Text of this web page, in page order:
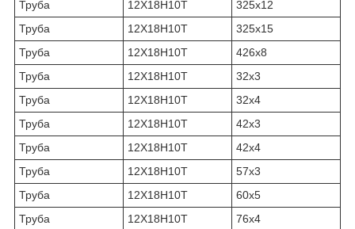
Труба
12Х18Н10Т
325х12
Труба
12Х18Н10Т
325х15
Труба
12Х18Н10Т
426х8
Труба
12Х18Н10Т
32х3
Труба
12Х18Н10Т
32х4
Труба
12Х18Н10Т
42х3
Труба
12Х18Н10Т
42х4
Труба
12Х18Н10Т
57х3
Труба
12Х18Н10Т
60х5
Труба
12Х18Н10Т
76х4